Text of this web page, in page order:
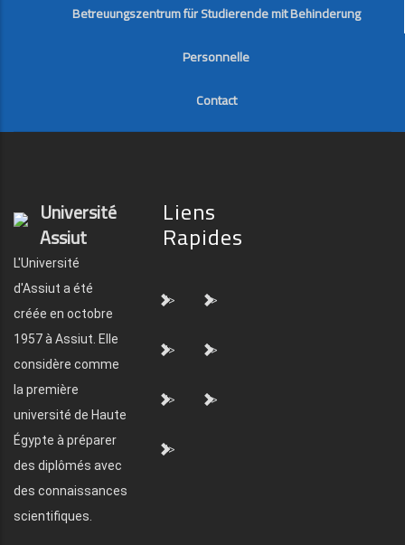
Betreuungszentrum für Studierende mit Behinderung
Personnelle
Contact
Université
Assiut
L'Université
d'Assiut a été
créée en octobre
1957 à Assiut. Elle
considère comme
la première
université de Haute
Égypte à préparer
des diplômés avec
des connaissances
scientifiques.
Liens
Rapides
"> ">
"> ">
"> ">
">